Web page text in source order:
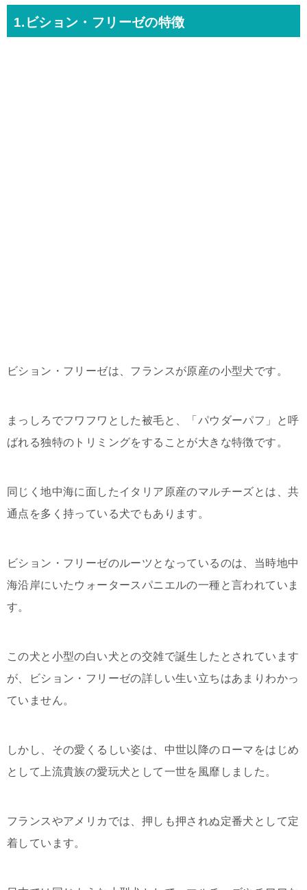
1.ビション・フリーゼの特徴
ビション・フリーゼは、フランスが原産の小型犬です。
まっしろでフワフワとした被毛と、「パウダーパフ」と呼
ばれる独特のトリミングをすることが大きな特徴です。
同じく地中海に面したイタリア原産のマルチーズとは、共
通点を多く持っている犬でもあります。
ビション・フリーゼのルーツとなっているのは、当時地中
海沿岸にいたウォータースパニエルの一種と言われていま
す。
この犬と小型の白い犬との交雑で誕生したとされています
が、ビション・フリーゼの詳しい生い立ちはあまりわかっ
ていません。
しかし、その愛くるしい姿は、中世以降のローマをはじめ
として上流貴族の愛玩犬として一世を風靡しました。
フランスやアメリカでは、押しも押されぬ定番犬として定
着しています。